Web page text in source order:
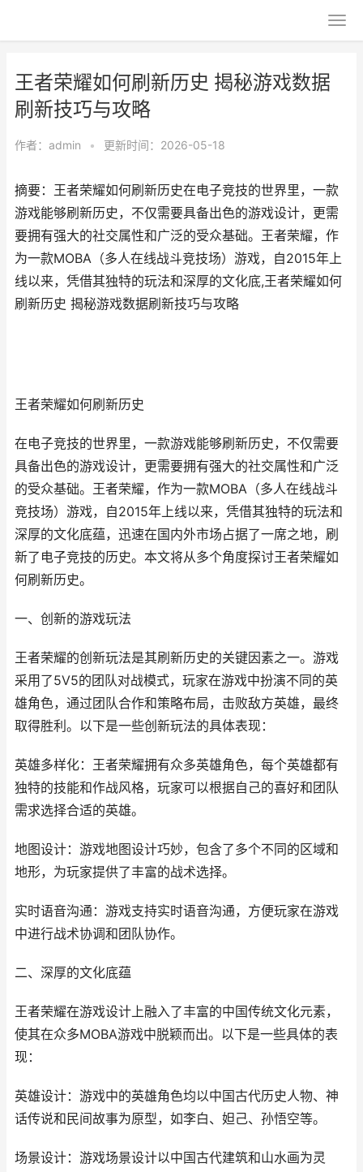
王者荣耀如何刷新历史 揭秘游戏数据
刷新技巧与攻略
作者： admin • 更新时间：2026-05-18
摘要：王者荣耀如何刷新历史在电子竞技的世界里，一款
游戏能够刷新历史，不仅需要具备出色的游戏设计，更需
要拥有强大的社交属性和广泛的受众基础。王者荣耀，作
为一款MOBA（多人在线战斗竞技场）游戏，自2015年上
线以来，凭借其独特的玩法和深厚的文化底,王者荣耀如何
刷新历史 揭秘游戏数据刷新技巧与攻略
王者荣耀如何刷新历史
在电子竞技的世界里，一款游戏能够刷新历史，不仅需要
具备出色的游戏设计，更需要拥有强大的社交属性和广泛
的受众基础。王者荣耀，作为一款MOBA（多人在线战斗
竞技场）游戏，自2015年上线以来，凭借其独特的玩法和
深厚的文化底蕴，迅速在国内外市场占据了一席之地，刷
新了电子竞技的历史。本文将从多个角度探讨王者荣耀如
何刷新历史。
一、创新的游戏玩法
王者荣耀的创新玩法是其刷新历史的关键因素之一。游戏
采用了5V5的团队对战模式，玩家在游戏中扮演不同的英
雄角色，通过团队合作和策略布局，击败敌方英雄，最终
取得胜利。以下是一些创新玩法的具体表现：
英雄多样化：王者荣耀拥有众多英雄角色，每个英雄都有
独特的技能和作战风格，玩家可以根据自己的喜好和团队
需求选择合适的英雄。
地图设计：游戏地图设计巧妙，包含了多个不同的区域和
地形，为玩家提供了丰富的战术选择。
实时语音沟通：游戏支持实时语音沟通，方便玩家在游戏
中进行战术协调和团队协作。
二、深厚的文化底蕴
王者荣耀在游戏设计上融入了丰富的中国传统文化元素，
使其在众多MOBA游戏中脱颖而出。以下是一些具体的表
现：
英雄设计：游戏中的英雄角色均以中国古代历史人物、神
话传说和民间故事为原型，如李白、妲己、孙悟空等。
场景设计：游戏场景设计以中国古代建筑和山水画为灵